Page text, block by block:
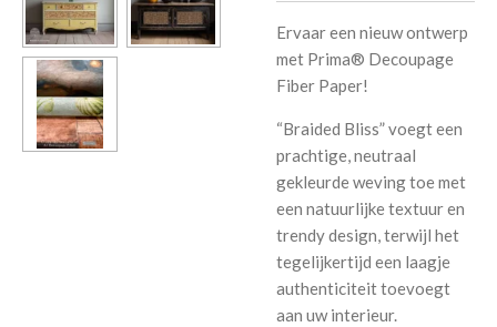
Ervaar een nieuw ontwerp
met Prima® Decoupage
Fiber Paper!
“Braided Bliss” voegt een
prachtige, neutraal
gekleurde weving toe met
een natuurlijke textuur en
trendy design, terwijl het
tegelijkertijd een laagje
authenticiteit toevoegt
aan uw interieur.